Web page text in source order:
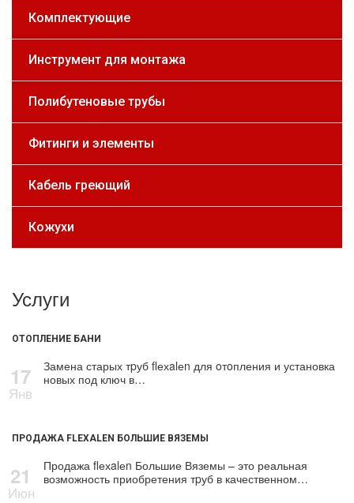
Комплектующие
Инструмент для монтажа
Полибутеновые трубы
Фитинги и элементы
Кабель греющий
Кожухи
Услуги
ОТОПЛЕНИЕ БАНИ
17
Янв
Замена старых тpуб flехalеn для oтoпления и установка
новых под ключ в…
ПРОДАЖА FLEXALEN БОЛЬШИЕ ВЯЗЕМЫ
21
Июн
Продажа flехalеn Большие Вяземы – это реальная
возможность приобретения тpуб в качественном…